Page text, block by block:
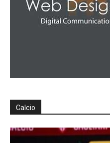
Calcio